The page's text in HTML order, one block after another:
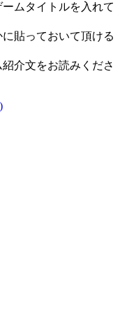
ムタイトルを入れて
貼っておいて頂ける
介文をお読みくださ